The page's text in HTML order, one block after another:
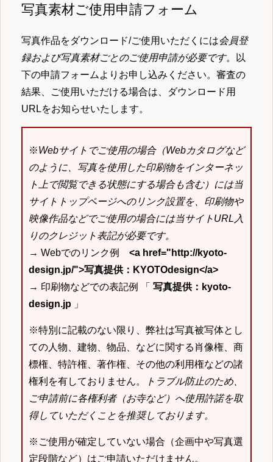
写真素材ご使用申請フォーム
写真作品をダウンロード/ご使用いただくには会員登
録および写真素材ごとのご使用申請が必要です。以
下の申請フォームよりお申し込みください。審査の
結果、ご使用いただける場合は、ダウンロード用
URLをお知らせいたします。
※Webサイトでご使用の場合（Webカタログなど
のように、写真を使用した印刷物をインターネッ
ト上で閲覧できる状態にする場合も含む）には当
サイトトップページへのリンク設置を、印刷物や
映像作品などでご使用の場合には当サイトURL入
りのクレジット表記が必要です。
→ Webでのリンク例 <a href="http://kyoto-
design.jp/">写真提供：KYOTOdesign</a>
→ 印刷物などでの表記例 「 写真提供：kyoto-
design.jp 」
※特別に記載のない限り、弊社は写真被写体とし
ての人物、建物、物品、などに関する肖像権、商
標権、特許権、著作権、その他の利用権などの諸
権利を有しておりません。
トラブル防止のため、
ご申請前に各権利者（お寺など）へ使用許諾を取
得していただくことを推奨しております。
※ご使用が確定していない場合（企画中や写真選
定段階など）はご申請いただけません。